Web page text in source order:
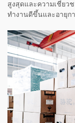
สูงสุดและความเชี่ยว
ทำงานดีขึ้นและอายุก